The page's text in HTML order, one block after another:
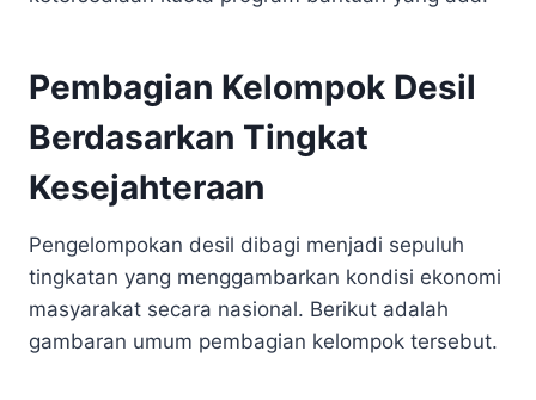
Pembagian Kelompok Desil
Berdasarkan Tingkat
Kesejahteraan
Pengelompokan desil dibagi menjadi sepuluh
tingkatan yang menggambarkan kondisi ekonomi
masyarakat secara nasional. Berikut adalah
gambaran umum pembagian kelompok tersebut.